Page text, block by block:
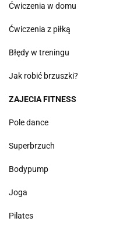
Ćwiczenia w domu
Ćwiczenia z piłką
Błędy w treningu
Jak robić brzuszki?
ZAJECIA FITNESS
Pole dance
Superbrzuch
Bodypump
Joga
Pilates